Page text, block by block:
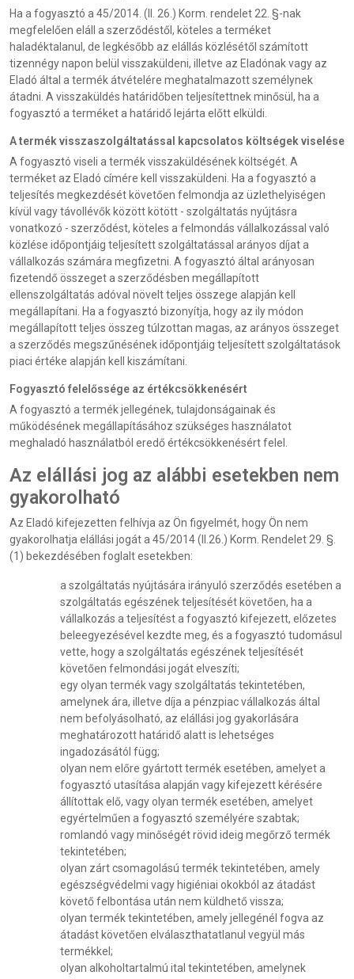
Ha a fogyasztó a 45/2014. (II. 26.) Korm. rendelet 22. §-nak
megfelelően eláll a szerződéstől, köteles a terméket
haladéktalanul, de legkésőbb az elállás közlésétől számított
tizennégy napon belül visszaküldeni, illetve az Eladónak vagy az
Eladó által a termék átvételére meghatalmazott személynek
átadni. A visszaküldés határidőben teljesítettnek minősül, ha a
fogyasztó a terméket a határidő lejárta előtt elküldi.
A termék visszaszolgáltatással kapcsolatos költségek viselése
A fogyasztó viseli a termék visszaküldésének költségét. A
terméket az Eladó címére kell visszaküldeni. Ha a fogyasztó a
teljesítés megkezdését követően felmondja az üzlethelyiségen
kívül vagy távollévők között kötött - szolgáltatás nyújtásra
vonatkozó - szerződést, köteles a felmondás vállalkozással való
közlése időpontjáig teljesített szolgáltatással arányos díjat a
vállalkozás számára megfizetni. A fogyasztó által arányosan
fizetendő összeget a szerződésben megállapított
ellenszolgáltatás adóval növelt teljes összege alapján kell
megállapítani. Ha a fogyasztó bizonyítja, hogy az ily módon
megállapított teljes összeg túlzottan magas, az arányos összeget
a szerződés megszűnésének időpontjáig teljesített szolgáltatások
piaci értéke alapján kell kiszámítani.
Fogyasztó felelőssége az értékcsökkenésért
A fogyasztó a termék jellegének, tulajdonságainak és
működésének megállapításához szükséges használatot
meghaladó használatból eredő értékcsökkenésért felel.
Az elállási jog az alábbi esetekben nem
gyakorolható
Az Eladó kifejezetten felhívja az Ön figyelmét, hogy Ön nem
gyakorolhatja elállási jogát a 45/2014 (II.26.) Korm. Rendelet 29. §.
(1) bekezdésében foglalt esetekben:
a szolgáltatás nyújtására irányuló szerződés esetében a
szolgáltatás egészének teljesítését követően, ha a
vállalkozás a teljesítést a fogyasztó kifejezett, előzetes
beleegyezésével kezdte meg, és a fogyasztó tudomásul
vette, hogy a szolgáltatás egészének teljesítését
követően felmondási jogát elveszíti;
egy olyan termék vagy szolgáltatás tekintetében,
amelynek ára, illetve díja a pénzpiac vállalkozás által
nem befolyásolható, az elállási jog gyakorlására
meghatározott határidő alatt is lehetséges
ingadozásától függ;
olyan nem előre gyártott termék esetében, amelyet a
fogyasztó utasítása alapján vagy kifejezett kérésére
állítottak elő, vagy olyan termék esetében, amelyet
egyértelműen a fogyasztó személyére szabtak;
romlandó vagy minőségét rövid ideig megőrző termék
tekintetében;
olyan zárt csomagolású termék tekintetében, amely
egészségvédelmi vagy higiéniai okokból az átadást
követő felbontása után nem küldhető vissza;
olyan termék tekintetében, amely jellegénél fogva az
átadást követően elválaszthatatlanul vegyül más
termékkel;
olyan alkoholtartalmú ital tekintetében, amelynek